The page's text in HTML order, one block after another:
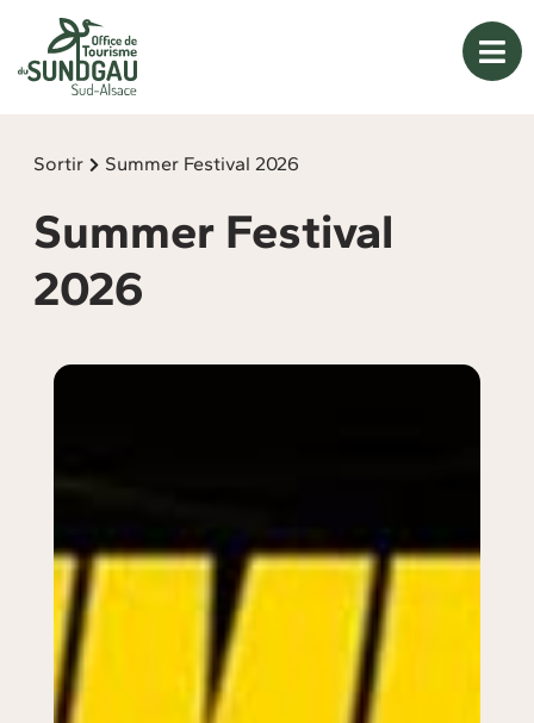
Sortir Summer Festival 2026
Summer Festival
2026
Panneau de gestion des cookies